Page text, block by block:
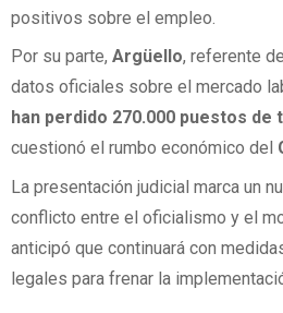
positivos sobre el empleo.
Por su parte, Argüello, referente
datos oficiales sobre el mercado
han perdido 270.000 puestos de
cuestionó el rumbo económico del
La presentación judicial marca un
conflicto entre el oficialismo y el
anticipó que continuará con
legales para frenar la